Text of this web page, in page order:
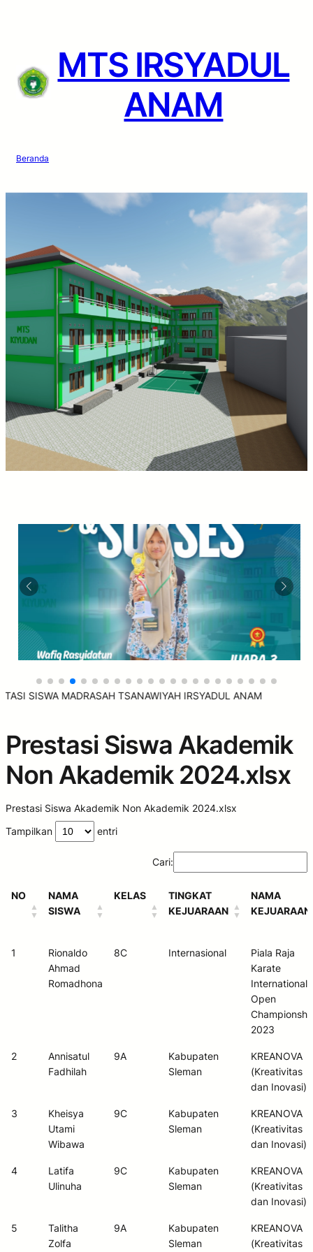
MTS IRSYADUL
ANAM
Beranda
SISWA MADRASAH TSANAWIYAH IRSYADUL ANAM
Prestasi Siswa Akademik
Non Akademik 2024.xlsx
Prestasi Siswa Akademik Non Akademik 2024.xlsx
Tampilkan
entri
Cari:
NO
NAMA
SISWA
KELAS
TINGKAT
KEJUARAAN
NAMA
KEJUARAAN
NO
NAMA
SISWA
KELAS
TINGKAT
NAMA
KEJUARAAN
1
Rionaldo
Ahmad
Romadhona
8C Internasional
Piala Raja
Karate
International
Open
2023
2
Annisatul
Fadhilah
9A
Kabupaten
Sleman
KREANOVA
(Kreativitas
dan Inovasi)
3
Kheisya
Utami
Wibawa
9C
Kabupaten
Sleman
KREANOVA
(Kreativitas
dan Inovasi)
4
Latifa
Ulinuha
9C
Kabupaten
Sleman
KREANOVA
(Kreativitas
dan Inovasi)
5
Talitha
Zolfa
9A
Kabupaten
Sleman
KREANOVA
(Kreativitas